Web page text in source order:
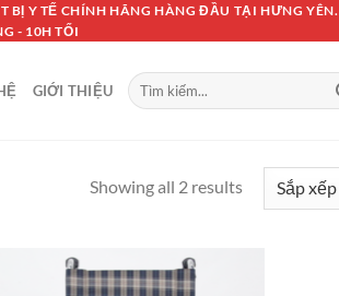
BỊ Y TẾ CHÍNH HÃNG HÀNG ĐẦU TẠI HƯNG YÊN.
- 10H TỐI
GIỚI THIỆU
Tìm
kiếm:
Showing all 2 results